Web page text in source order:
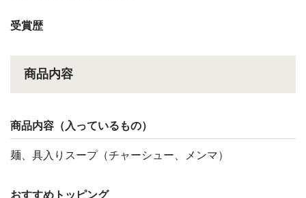
受賞歴
商品内容
商品内容（入っているもの）
麺、具入りスープ（チャーシュー、メンマ）
おすすめトッピング